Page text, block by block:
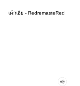
เด็กเฮีย - RedremasteRed